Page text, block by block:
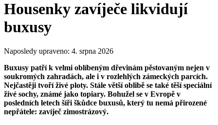
Housenky zavíječe likvidují
buxusy
Naposledy upraveno: 4. srpna 2026
Buxusy patří k velmi oblíbeným dřevinám pěstovaným nejen v
soukromých zahradách, ale i v rozlehlých zámeckých parcích.
Nejčastěji tvoří živé ploty. Stále větší oblibě se také těší speciální
živé sochy, známé jako topiary. Bohužel se v Evropě v
posledních letech šíři škůdce buxusů, který tu nemá přirozené
nepřátele: zavíječ zimostrázový.